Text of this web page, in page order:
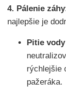
4. Pálenie
najlepšie je
Pitie vody
rýchlejšie
pažeráka.